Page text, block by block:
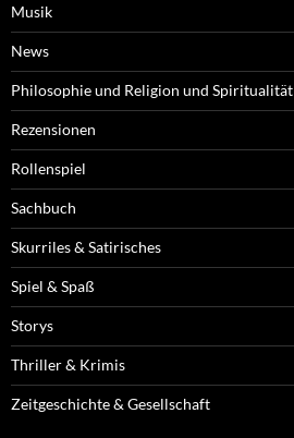
Musik
News
Philosophie und Religion und Spiritualität
Rezensionen
Rollenspiel
Sachbuch
Skurriles & Satirisches
Spiel & Spaß
Storys
Thriller & Krimis
Zeitgeschichte & Gesellschaft